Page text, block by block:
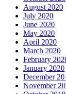
August 2020
July 2020
June 2020
May 2020
April 2020
March 2020
February
January 2020
December
November